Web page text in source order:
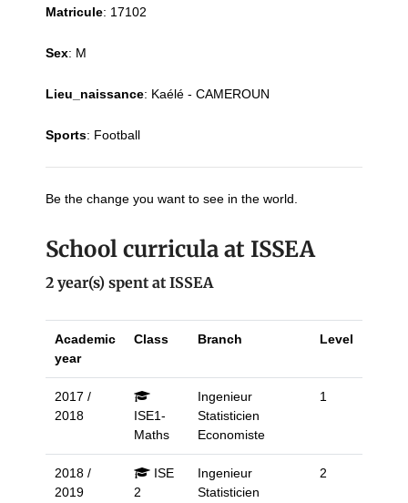
Matricule: 17102
Sex: M
Lieu_naissance: Kaélé - CAMEROUN
Sports: Football
Be the change you want to see in the world.
School curricula at ISSEA
2 year(s) spent at ISSEA
Academic
year
Class Branch Level
2017 /
2018
ISE1-
Maths
Ingenieur
Statisticien
Economiste
1
2018 /
2019
ISE
2
Ingenieur
Statisticien
2